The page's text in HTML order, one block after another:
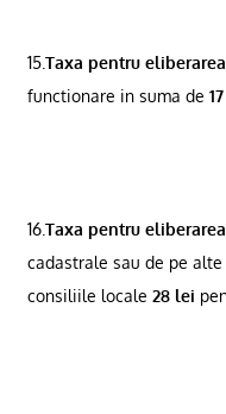
15.Taxa pentru
functionare in suma de
16.Taxa pentru
cadastrale sau de pe
consiliile locale 28 lei